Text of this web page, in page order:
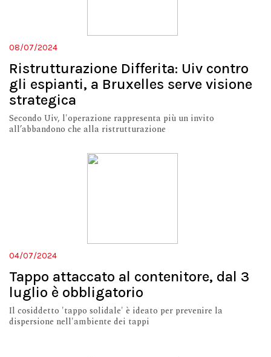
08/07/2024
Ristrutturazione Differita: Uiv contro
gli espianti, a Bruxelles serve visione
strategica
Secondo Uiv, l'operazione rappresenta più un invito
all’abbandono che alla ristrutturazione
04/07/2024
Tappo attaccato al contenitore, dal 3
luglio è obbligatorio
Il cosiddetto 'tappo solidale' è ideato per prevenire la
dispersione nell'ambiente dei tappi